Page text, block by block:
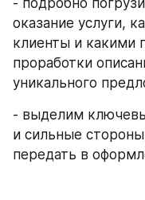
- подробно
оказание услуги,
клиенты и какими
проработки
уникального
- выделим
и сильные
передать в